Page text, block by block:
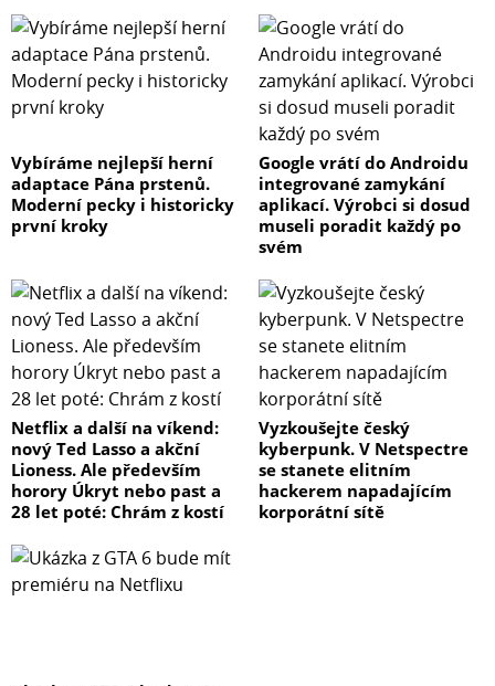
Vybíráme nejlepší herní
adaptace Pána prstenů.
Moderní pecky i historicky
první kroky
Google vrátí do Androidu
integrované zamykání
aplikací. Výrobci si dosud
museli poradit každý po
svém
Netflix a další na víkend:
nový Ted Lasso a akční
Lioness. Ale především
horory Úkryt nebo past a
28 let poté: Chrám z kostí
Vyzkoušejte český
kyberpunk. V Netspectre
se stanete elitním
hackerem napadajícím
korporátní sítě